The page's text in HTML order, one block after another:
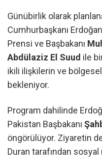
Günübirlik olarak
Cumhurbaşkanı
Prensi ve Başbakanı
Abdülaziz El Suud ile
ikili ilişkilerin ve bölgesel
bekleniyor.
Program dahilinde
Pakistan Başbakanı
öngörülüyor. Ziyaretin
Duran tarafından sosyal